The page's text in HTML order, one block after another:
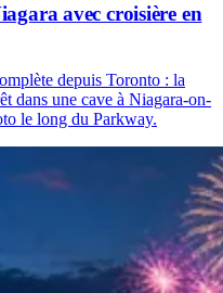
avec croisière en
depuis Toronto : la
dans une cave à Niagara-on-
le long du Parkway.